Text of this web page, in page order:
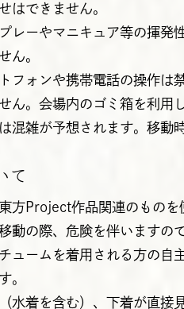
はできません。
レーやマニキュア等の揮発
ん。
フォンや携帯電話の操作は
ん。会場内のゴミ箱を利用
混雑が予想されます。移動
て
方Project作品関連のものを
動の際、危険を伴いますの
ュームを着用される方の自
。
水着を含む）、下着が直接